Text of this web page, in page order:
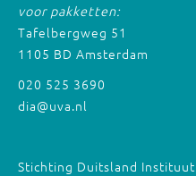
voor pakketten:
Tafelbergweg 51
1105 BD Amsterdam
020 525 3690
dia@uva.nl
Stichting Duitsland Instituut